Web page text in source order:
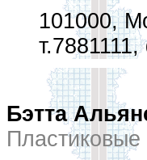
101000,
Бэтта